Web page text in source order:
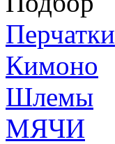
Перчатки
Кимоно
Шлемы
МЯЧИ